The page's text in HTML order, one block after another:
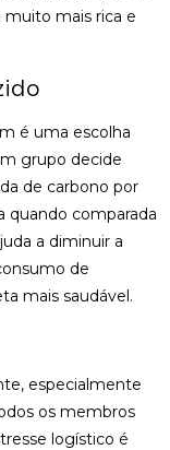
muito mais rica e
é uma escolha
grupo decide
de carbono por
quando comparada
a diminuir a
de
mais saudável.
especialmente
os membros
logístico é